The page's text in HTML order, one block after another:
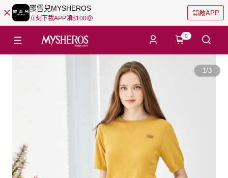
蜜雪兒MYSHEROS
立刻下載APP領$100🤑
開啟APP
0
1/3